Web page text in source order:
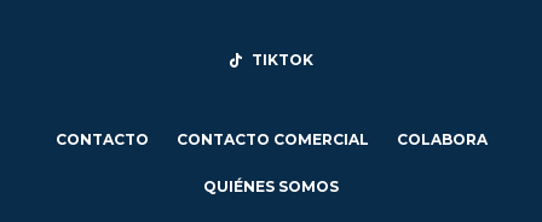
TIKTOK
CONTACTO CONTACTO COMERCIAL COLABORA
QUIÉNES SOMOS